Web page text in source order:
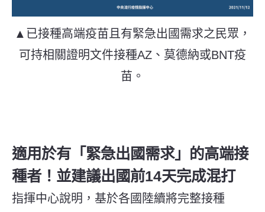
▲已接種高端疫苗且有緊急出國需求之民眾，
可持相關證明文件接種AZ、莫德納或BNT疫
苗。
適用於有「緊急出國需求」的高端接
種者！並建議出國前14天完成混打
指揮中心說明，基於各國陸續將完整接種